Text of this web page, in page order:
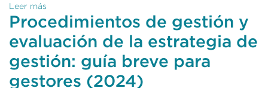
Leer más
Procedimientos de gestión y
evaluación de la estrategia de
gestión: guía breve para
gestores (2024)